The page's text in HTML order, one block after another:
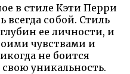
в стиле Кэти Перри
всегда собой. Стиль
ее личности, и
чувствами и
не боится
свою уникальность.